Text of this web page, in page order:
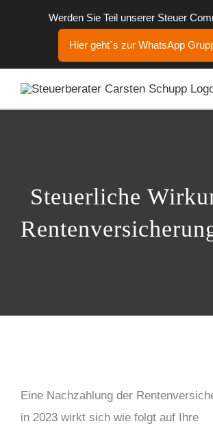
Steuerliche
Eine Nachzahlung der
in 2023 wirkt sich wie folgt auf Ihre
Werden Sie Teil unserer Steuer
Hier geht`s zur WhatsApp